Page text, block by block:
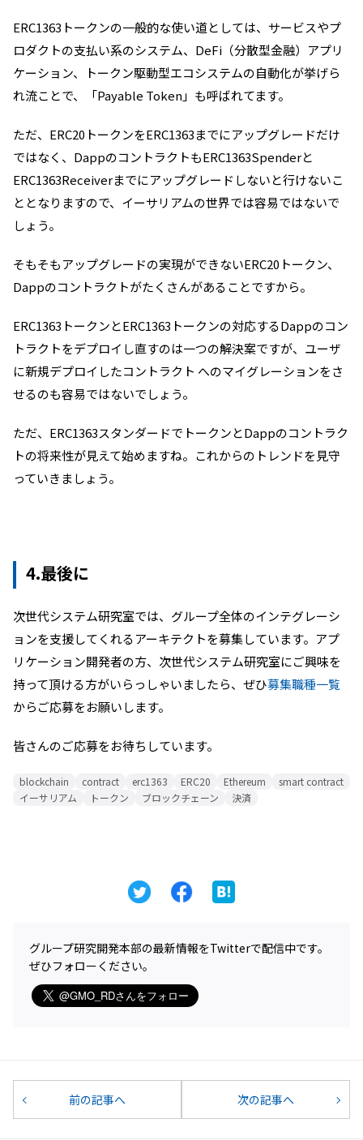
ERC1363トークンの一般的な使い道としては、サービスやプ
ロダクトの支払い系のシステム、DeFi（分散型金融）アプリ
ケーション、トークン駆動型エコシステムの自動化が挙げら
れ流ことで、「Payable Token」も呼ばれてます。
ただ、ERC20トークンをERC1363までにアップグレードだけ
ではなく、DappのコントラクトもERC1363Spenderと
ERC1363Receiverまでにアップグレードしないと行けないこ
ととなりますので、イーサリアムの世界では容易ではないで
しょう。
そもそもアップグレードの実現ができないERC20トークン、
Dappのコントラクトがたくさんがあることですから。
ERC1363トークンとERC1363トークンの対応するDappのコン
トラクトをデプロイし直すのは一つの解決案ですが、ユーザ
に新規デプロイしたコントラクト へのマイグレーションをさ
せるのも容易ではないでしょう。
ただ、ERC1363スタンダードでトークンとDappのコントラク
トの将来性が見えて始めますね。これからのトレンドを見守
っていきましょう。
4.最後に
次世代システム研究室では、グループ全体のインテグレーシ
ョンを支援してくれるアーキテクトを募集しています。アプ
リケーション開発者の方、次世代システム研究室にご興味を
持って頂ける方がいらっしゃいましたら、ぜひ募集職種一覧
からご応募をお願いします。
皆さんのご応募をお待ちしています。
blockchain contract erc1363 ERC20 Ethereum
smart contract
イーサリアム
トークン ブロックチェーン 決済
グループ研究開発本部の最新情報をTwitterで配信中です。
ぜひフォローください。
前の記事へ 次の記事へ